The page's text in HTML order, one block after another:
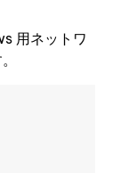
用ネットワ